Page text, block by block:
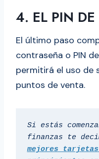
4. EL PIN DE
El último paso
contraseña o PIN
permitirá el uso de
puntos de venta.
Si estás
finanzas te
mejores